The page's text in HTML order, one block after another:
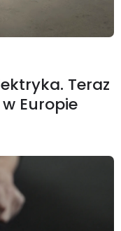
Teraz
Europie